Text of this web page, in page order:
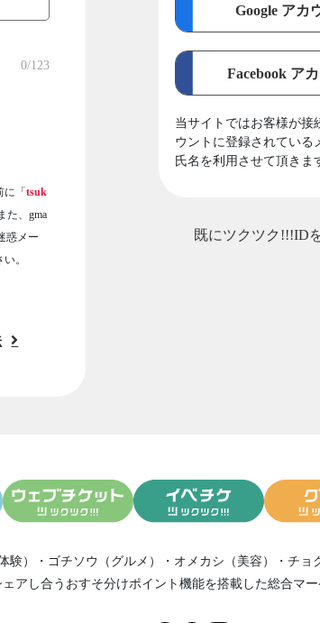
0/123
に「tsuk
た、gma
惑メー
。
Google アカ
Facebook ア
当サイトではお客様が接
ウントに登録されている
氏名を利用させて頂きま
既にツクツク!!!ID
験） ・ ゴチソウ（グルメ） ・ オメカシ（美容） ・ チョ
アし合う おすそ分けポイント機能を搭載した総合マ